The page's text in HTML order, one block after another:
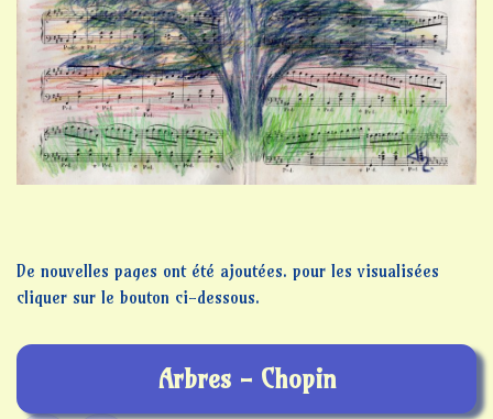
De nouvelles pages ont été ajoutées. pour les visualisées
cliquer sur le bouton ci-dessous.
Arbres - Chopin